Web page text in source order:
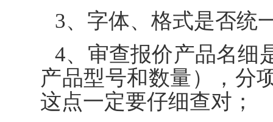
3、字体、格式是否统
4、审查报价产品名细
产品型号和数量），分
这点一定要仔细查对；